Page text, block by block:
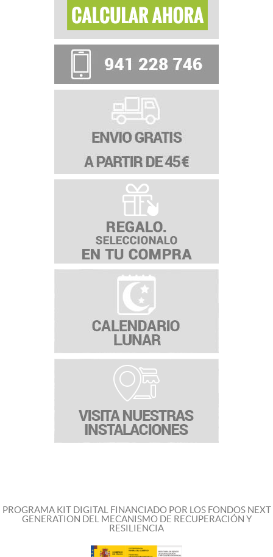
PROGRAMA KIT DIGITAL FINANCIADO POR LOS FONDOS NEXT
GENERATION DEL MECANISMO DE RECUPERACIÓN Y
RESILIENCIA